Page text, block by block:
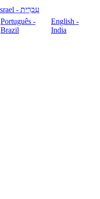
עִבְרִית - Israel
Português -
Brazil
English -
India